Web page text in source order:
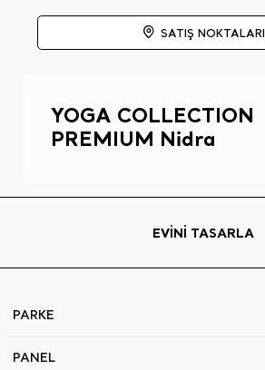
SATIŞ NOKTALARI
YOGA COLLECTION
PREMIUM Nidra
EVİNİ TASARLA
PARKE
PANEL